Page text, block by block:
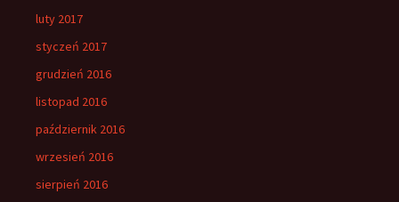
luty 2017
styczeń 2017
grudzień 2016
listopad 2016
październik 2016
wrzesień 2016
sierpień 2016